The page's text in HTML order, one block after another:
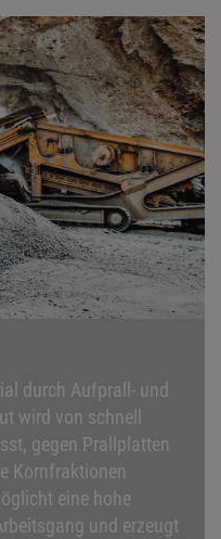
durch Aufprall- und
wird von schnell
gegen Prallplatten
Kornfraktionen
eine hohe
und erzeugt